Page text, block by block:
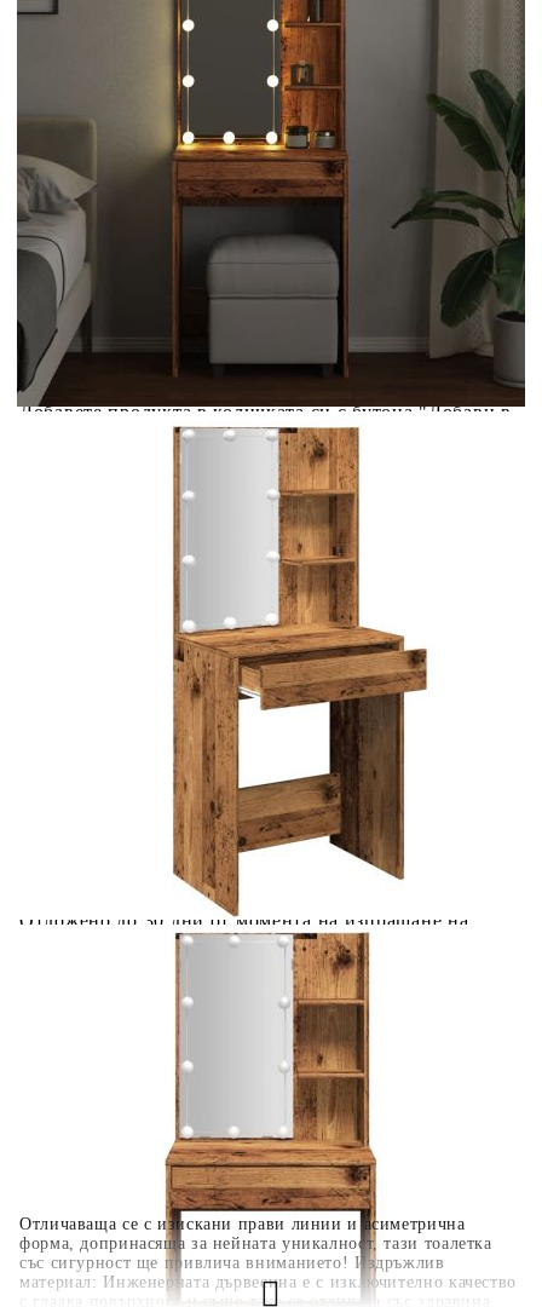
Отличаваща се с изискани прави линии и асиметрична
форма, допринасяща за нейната уникалност, тази тоалетка
със сигурност ще привлича вниманието! Издръжлив
материал: Инженерната дървесина е с изключително качество
с гладка повърхност и също така се отличава със здравина,
Купи на изплащане
Тоалетка с LED осветление, старо дърво, 60x40x140
Please select credit institution
Цена на продукта: €106.00
Extraction of information from credit institutions
Предоставената таблица е с информационна цел.
Добавете продукта в количката си с бутона "Добави в
количката" и при поръчка ще можете да изберете броя
вноски на кредита.
Acest tabel are caracter informativ. Adăugați produsul în
coșul de cumpărături unde veți putea selecta detaliile
cererii de creditare.
Предоставената таблица е с информационна цел.
Добавете продукта в количката си с бутона "Добави в
количката" и при поръчка ще можете да изберете броя
вноски на кредита.
Предоставената таблица е с информационна цел.
Добавете продукта в количката си с бутона "Добави в
количката" и при поръчка ще можете да изберете броя
вноски на кредита.
Предоставената таблица е с информационна цел.
Добавете продукта в количката си с бутона "Добави в
количката" и при поръчка ще можете да изберете броя
вноски на кредита.
Предоставената таблица е с информационна цел.
Добавете продукта в количката си с бутона "Добави в
количката" и при поръчка ще можете да изберете броя
вноски на кредита.
Когато плащате с NewPay, всъщност NewPay плаща
поръчката Ви вместо Вас. Вие я получавате и
разполагате с три начина да я платите към тях:
Отложено до 30 дни от момента на изпращане на
поръчката без оскъпяване. За покупки на стойност до
Плащане на 4 вноски. Заплащате 20% от стойността на
поръчката си на момента с карта. Останалата сума се
разделя на 3 равни месечни вноски без оскъпяване. За
покупки на стойност до 1000 лв. / €511.31
Плащане на 6 вноски. Стойността на поръчката се
разпределя в 6 равни месечни вноски с оскъпяване. За
покупки на стойност до 2000 лв. / €1022.61